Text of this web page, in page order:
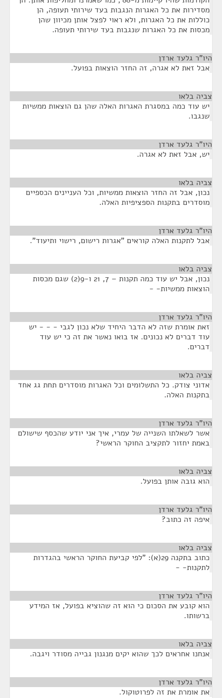
מסדירות את כל האגרות הנגבות בעד שירותי תעופה, הן
כוללות את כל האגרות, ולא ראוי לפצל אותן מכיוון שהן
מכסות את כל האגרות שנגבות בעד שירותי תעופה.
היו"ר גלעד ארדן
אבל זאת לא אגרה, זה החזר הוצאות בפועל.
צביה בלאו
יש עוד כמה במסגרת האגרות האלה שהן גם הוצאות ממשיות
שנגבו.
היו"ר גלעד ארדן
יש, אבל זאת לא אגרה.
צביה בלאו
נכון, אבל זה החזר הוצאות ממשיות, וכל העניינים הכספיים
מוסדרים בתקנות הספציפיות האלה.
היו"ר גלעד ארדן
אבל לתקנות האלה קוראים "אגרות רישום, רישוי ותיעוד".
צביה בלאו
נכון, אבל יש עוד כמה תקנות – 7, 21 ו-9(2) שגם מכסות
הוצאות ממשיות- -
היו"ר גלעד ארדן
זאת אומרת שזה לא הדבר היחיד שלא נכון לגבי - - - יש
עוד דברים לא נכונים. אז בואו נאשר את זה כי יש עוד
דברים.
צביה בלאו
אדוני צודק. כל התשלומים וכל האגרות מוסדרים תחת גג אחד
בתקנות האלה.
היו"ר גלעד ארדן
אשר לשאלתו השנייה של עמרי, איך אני יודע שהכסף שישולם
באמת יחזור לתקציב החוקר הראשי?
צביה בלאו
הוא גובה אותן בפועל.
היו"ר גלעד ארדן
איפה זה כתוב?
צביה בלאו
כתוב בתקנה 29(א): "לפי קביעת החוקר הראשי בהגדרות
לתקנות- -
היו"ר גלעד ארדן
הוא קובע את הסכום כי הוא זה שהוציא בפועל, אז המידע
ברשותו.
צביה בלאו
אנחנו אחראים לכך שהוא יקים מנגנון גבייה מסודר ויגבה.
היו"ר גלעד ארדן
את אומרת את זה לפרוטוקול.